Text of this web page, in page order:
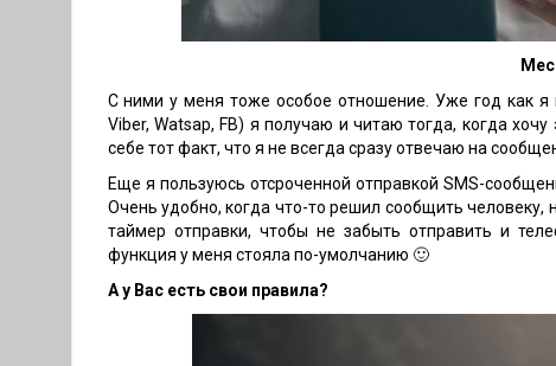
С ними у меня тоже особое отношение. Уже год как
Viber, Watsap, FB) я получаю и читаю тогда, когда
себе тот факт, что я не всегда сразу отвечаю на
Еще я пользуюсь отсроченной отправкой SMS-
Очень удобно, когда что-то решил сообщить
таймер отправки, чтобы не забыть отправить и
функция у меня стояла по-умолчанию 🙂
А у Вас есть свои правила?